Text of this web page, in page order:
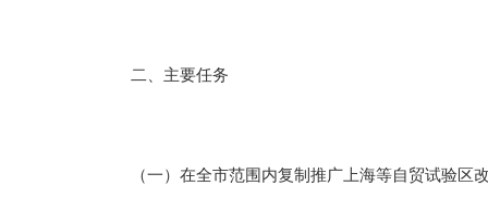
二、主要任务
（一）在全市范围内复制推广上海等自贸试验区改